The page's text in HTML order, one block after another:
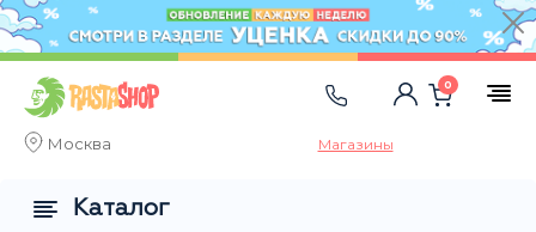
Москва Магазины
0
Каталог